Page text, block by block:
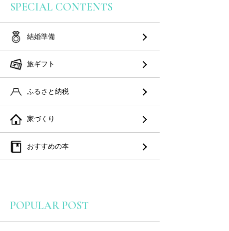
SPECIAL CONTENTS
結婚準備
旅ギフト
ふるさと納税
家づくり
おすすめの本
POPULAR POST